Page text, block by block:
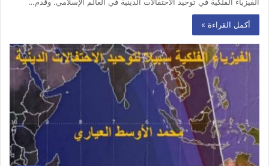
الفيزياء الفلكية في توحيد الاحتفالات الدينية في العالم الإسلامي. وقدم…
أكمل القراءة »